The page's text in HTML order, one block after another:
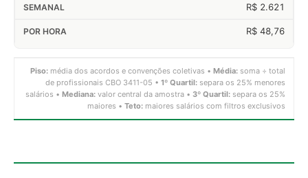
R$ 2.621
R$ 48,76
Piso: média dos acordos e convenções coletivas • Média: soma ÷ total
de profissionais CBO 3411-05 • 1º Quartil: separa os 25% menores
salários • Mediana: valor central da amostra • 3º Quartil: separa os 25%
maiores • Teto: maiores salários com filtros exclusivos